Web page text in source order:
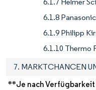
6.1.7 Helmer
6.1.8
6.1.9 Philipp
6.1.10 Thermo
7. MARKTCHANCEN
**Je nach Verfügbarkeit